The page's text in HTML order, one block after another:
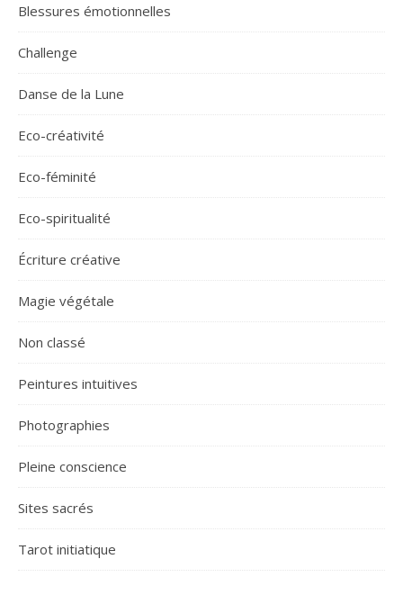
Blessures émotionnelles
Challenge
Danse de la Lune
Eco-créativité
Eco-féminité
Eco-spiritualité
Écriture créative
Magie végétale
Non classé
Peintures intuitives
Photographies
Pleine conscience
Sites sacrés
Tarot initiatique